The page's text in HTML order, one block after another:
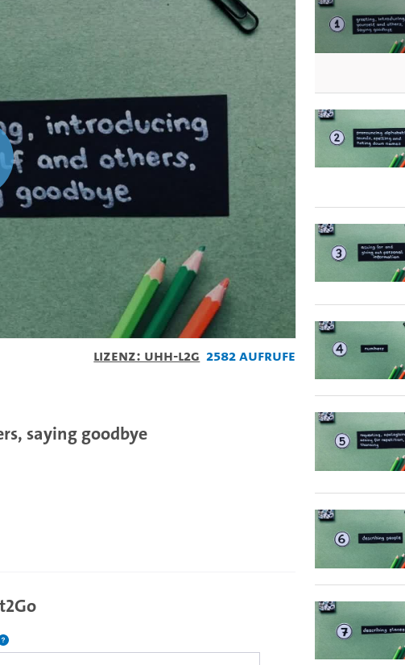
Lizenz: UHH-L2G 2582 Aufrufe
saying goodbye
den Startpunkt für Zitat2Go. Bitte in das Feld klicken, um die aktuelle Zeit